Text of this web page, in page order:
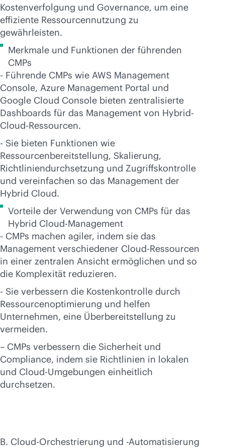
Kostenverfolgung und Governance, um eine
effiziente Ressourcennutzung zu
gewährleisten.
Merkmale und Funktionen der führenden
CMPs
- Führende CMPs wie AWS Management
Console, Azure Management Portal und
Google Cloud Console bieten zentralisierte
Dashboards für das Management von Hybrid-
Cloud-Ressourcen.
- Sie bieten Funktionen wie
Ressourcenbereitstellung, Skalierung,
Richtliniendurchsetzung und Zugriffskontrolle
und vereinfachen so das Management der
Hybrid Cloud.
Vorteile der Verwendung von CMPs für das
Hybrid Cloud-Management
- CMPs machen agiler, indem sie das
Management verschiedener Cloud-Ressourcen
in einer zentralen Ansicht ermöglichen und so
die Komplexität reduzieren.
- Sie verbessern die Kostenkontrolle durch
Ressourcenoptimierung und helfen
Unternehmen, eine Überbereitstellung zu
vermeiden.
– CMPs verbessern die Sicherheit und
Compliance, indem sie Richtlinien in lokalen
und Cloud-Umgebungen einheitlich
durchsetzen.
B. Cloud-Orchestrierung und -Automatisierung